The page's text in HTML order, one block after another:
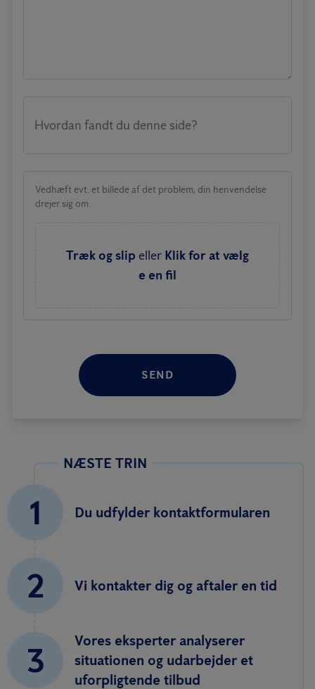
Hvordan fandt du denne side?
Vedhæft evt. et billede af det problem, din henvendelse
drejer sig om.
Træk og slip eller Klik for at vælg
e en fil
SEND
NÆSTE TRIN
1 Du udfylder kontaktformularen
2 Vi kontakter dig og aftaler en tid
3
Vores eksperter analyserer
situationen og udarbejder et
uforpligtende tilbud